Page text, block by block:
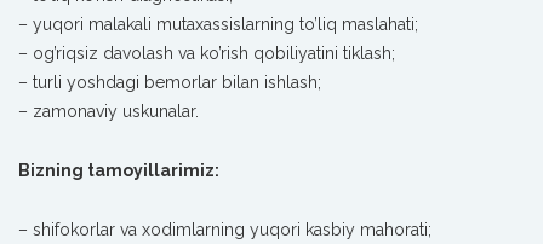
– yuqori malakali mutaxassislarning to’liq maslahati;
– og’riqsiz davolash va ko’rish qobiliyatini tiklash;
– turli yoshdagi bemorlar bilan ishlash;
– zamonaviy uskunalar.
Bizning tamoyillarimiz:
– shifokorlar va xodimlarning yuqori kasbiy mahorati;